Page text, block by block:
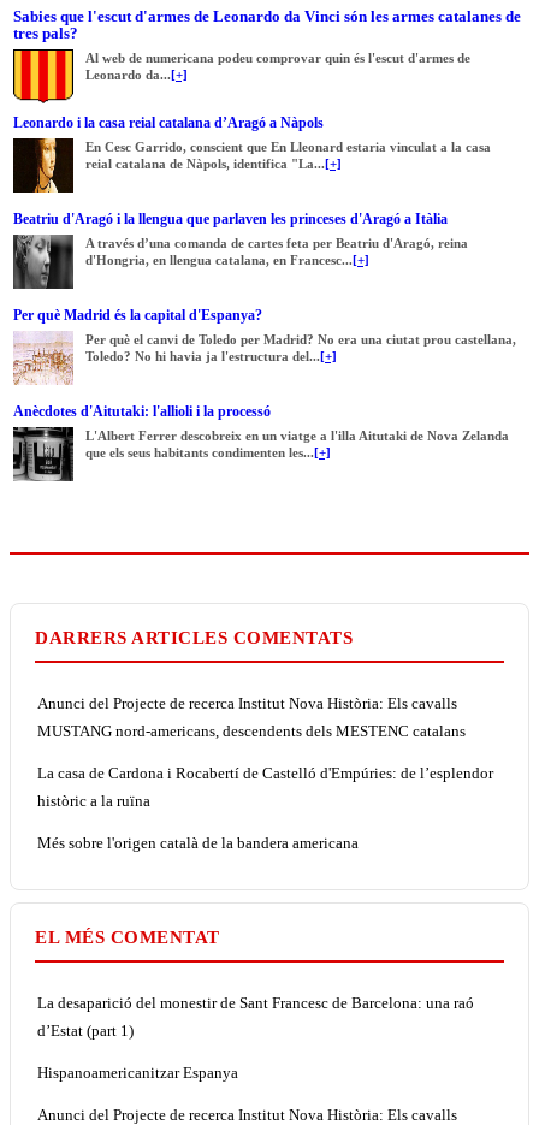
Sabies que l'escut d'armes de Leonardo da Vinci són les armes catalanes de
tres pals?
Al web de numericana podeu comprovar quin és l'escut d'armes de
Leonardo da...[+]
Leonardo i la casa reial catalana d’Aragó a Nàpols
En Cesc Garrido, conscient que En Lleonard estaria vinculat a la casa
reial catalana de Nàpols, identifica "La...[+]
Beatriu d'Aragó i la llengua que parlaven les princeses d'Aragó a Itàlia
A través d’una comanda de cartes feta per Beatriu d'Aragó, reina
d'Hongria, en llengua catalana, en Francesc...[+]
Per què Madrid és la capital d'Espanya?
Per què el canvi de Toledo per Madrid? No era una ciutat prou castellana,
Toledo? No hi havia ja l'estructura del...[+]
Anècdotes d'Aitutaki: l'allioli i la processó
L'Albert Ferrer descobreix en un viatge a l'illa Aitutaki de Nova Zelanda
que els seus habitants condimenten les...[+]
DARRERS ARTICLES COMENTATS
Anunci del Projecte de recerca Institut Nova Història: Els cavalls
MUSTANG nord-americans, descendents dels MESTENC catalans
La casa de Cardona i Rocabertí de Castelló d'Empúries: de l’esplendor
històric a la ruïna
Més sobre l'origen català de la bandera americana
EL MÉS COMENTAT
La desaparició del monestir de Sant Francesc de Barcelona: una raó
d’Estat (part 1)
Hispanoamericanitzar Espanya
Anunci del Projecte de recerca Institut Nova Història: Els cavalls